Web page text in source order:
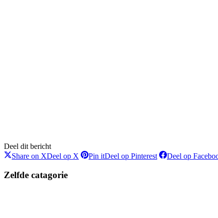
Deel dit bericht
Share on XDeel op X Pin itDeel op Pinterest Deel op
Zelfde catagorie